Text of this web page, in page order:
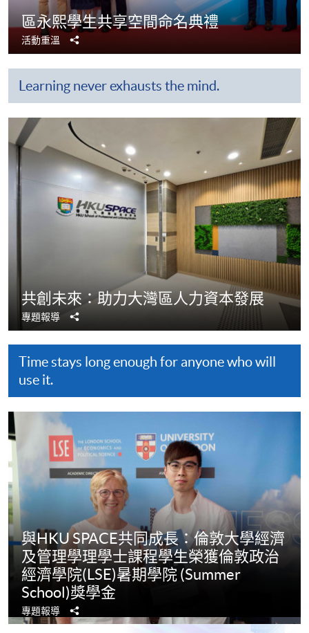
區永熙學生共享空間命名典禮
活動重溫
享
Learning never exhausts the mind.
共創未來：助力大灣區人力資本發展
專題報導
享
Time stays long enough for anyone who will
use it.
與HKU SPACE共同成長：倫敦大學經濟
及管理學理學士課程學生榮獲倫敦政治
經濟學院(LSE)暑期學院 (Summer
School)獎學金
專題報導
享